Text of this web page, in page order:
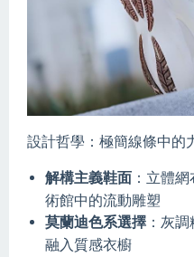
設計哲學：極簡線條中的
解構主義鞋面 ：立體
術館中的流動雕塑
莫蘭迪色系選擇 ：灰
融入質感衣櫥